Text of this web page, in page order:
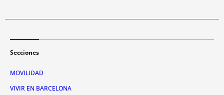
Secciones
MOVILIDAD
VIVIR EN BARCELONA